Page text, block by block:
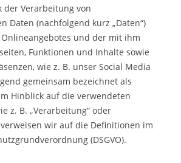
der Verarbeitung von
Daten (nachfolgend kurz „Daten“)
und der mit ihm
Funktionen und Inhalte sowie
wie z. B. unser Social Media
gemeinsam bezeichnet als
Hinblick auf die verwendeten
z. B. „Verarbeitung“ oder
wir auf die Definitionen im
(DSGVO).